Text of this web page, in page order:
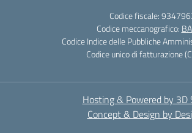
Codice fiscale:
Codice meccanografico:
Codice Indice delle Pubbliche
Codice unico di fatturazione
Hosting & Powered by 3D
Concept & Design by